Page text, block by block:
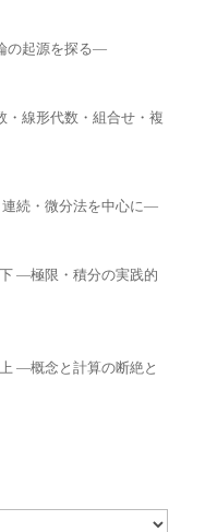
の起源を探る—
線形代数・組合せ・複
続・微分法を中心に—
—極限・積分の実践的
—概念と計算の断絶と